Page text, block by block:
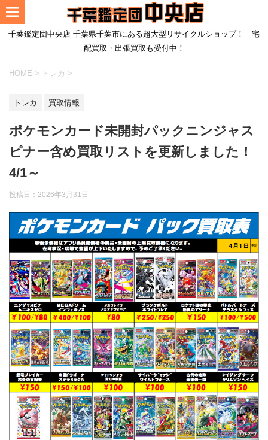
千葉鑑定団中央店 千葉県千葉市にある超大型リサイクルショップ！ 宅
配買取・出張買取も受付中！
HOME > トレカ >
トレカ 買取情報
ポケモンカード未開封パックニンジャス
ピナー含め買取リストを更新しました！
4/1～
投稿日： 2026年3月31日